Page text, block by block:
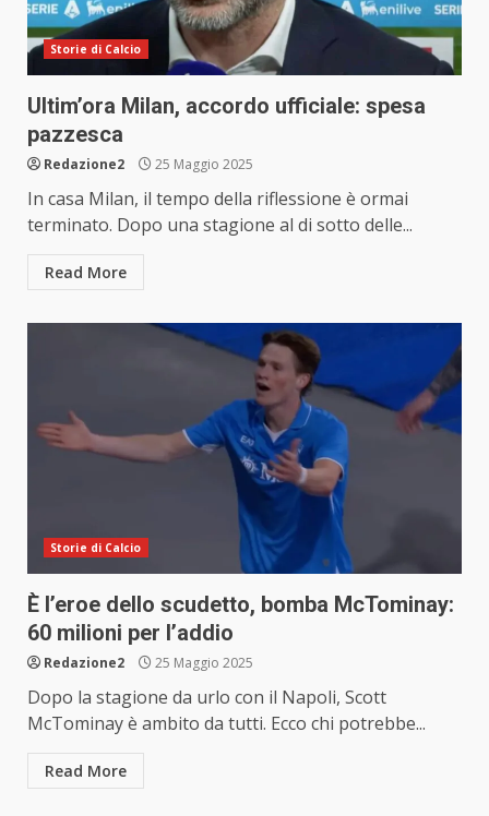
Storie di Calcio
Ultim’ora Milan, accordo ufficiale: spesa
pazzesca
Redazione2 25 Maggio 2025
In casa Milan, il tempo della riflessione è ormai
terminato. Dopo una stagione al di sotto delle...
Read More
Storie di Calcio
È l’eroe dello scudetto, bomba McTominay:
60 milioni per l’addio
Redazione2 25 Maggio 2025
Dopo la stagione da urlo con il Napoli, Scott
McTominay è ambito da tutti. Ecco chi potrebbe...
Read More